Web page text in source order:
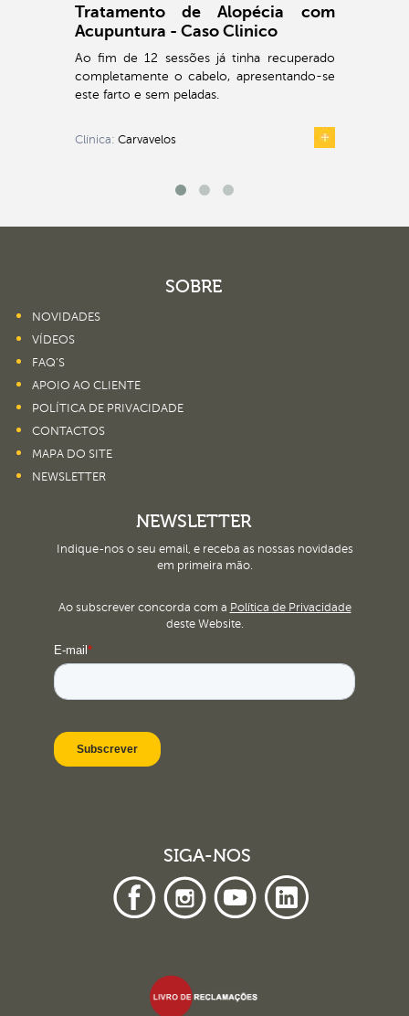
Tratamento de Alopécia com
Acupuntura - Caso Clinico
Ao fim de 12 sessões já tinha recuperado
completamente o cabelo, apresentando-se
este farto e sem peladas.
Clínica: Carvavelos
SOBRE
NOVIDADES
VÍDEOS
FAQ’S
APOIO AO CLIENTE
POLÍTICA DE PRIVACIDADE
CONTACTOS
MAPA DO SITE
NEWSLETTER
NEWSLETTER
Indique-nos o seu email, e receba as nossas novidades
em primeira mão.
Ao subscrever concorda com a Política de Privacidade
deste Website.
SIGA-NOS